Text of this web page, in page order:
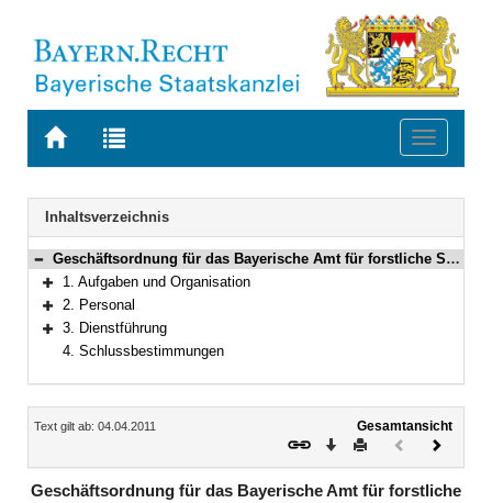
Zur
BAYERN.RECHT
Zur
letzten
Suche
Toggle
Navigation
Inhaltsverzeichnis
Bereich reduzieren
Geschäftsordnung für das Bayerische Amt für forstliche Saat- und Pflanzenzucht (GOASP)
Bereich erweitern
1. Aufgaben und Organisation
Bereich erweitern
2. Personal
Bereich erweitern
3. Dienstführung
4. Schlussbestimmungen
Inhalt
Text gilt ab: 04.04.2011
Gesamtansicht
Download
DruckenVorheriges
Geschäftsordnung für das Bayerische Amt für forstliche